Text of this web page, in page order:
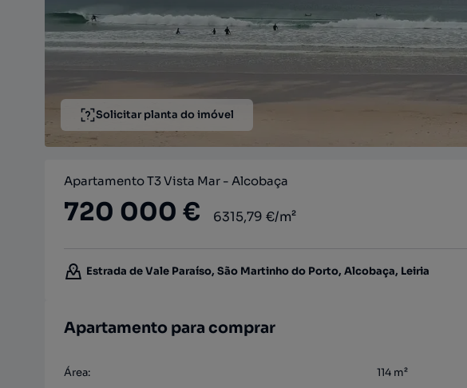
Solicitar planta do imóvel
Apartamento T3 Vista Mar - Alcobaça
720 000 € 6315,79 €/m²
Estrada de Vale Paraíso, São Martinho do Porto, Alcobaça, Leiria
Apartamento para comprar
Área: 114 m²